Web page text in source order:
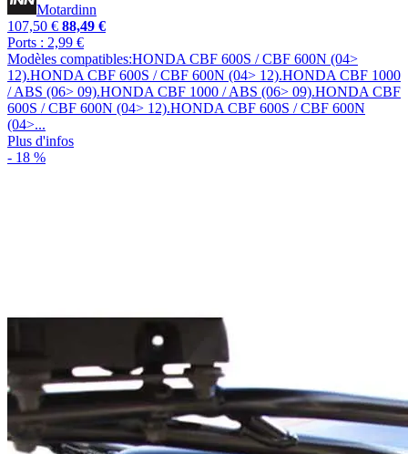
Motardinn
107,50 € 88,49 €
Ports : 2,99 €
Modèles compatibles:HONDA CBF 600S / CBF 600N (04>
12).HONDA CBF 600S / CBF 600N (04> 12).HONDA CBF 1000
/ ABS (06> 09).HONDA CBF 1000 / ABS (06> 09).HONDA CBF
600S / CBF 600N (04> 12).HONDA CBF 600S / CBF 600N
(04>...
Plus d'infos
- 18 %